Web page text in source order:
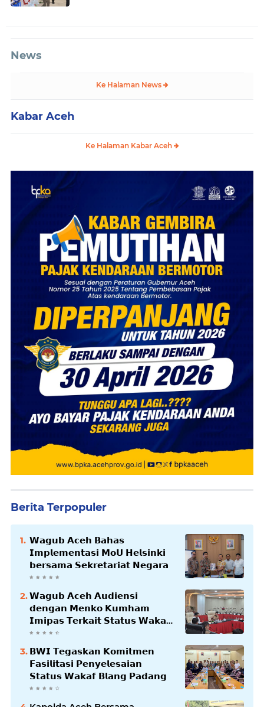
News
Ke Halaman News
Kabar Aceh
Ke Halaman Kabar Aceh
Berita Terpopuler
𝗪𝗮𝗴𝘂𝗯 𝗔𝗰𝗲𝗵 𝗕𝗮𝗵𝗮𝘀
𝗜𝗺𝗽𝗹𝗲𝗺𝗲𝗻𝘁𝗮𝘀𝗶 𝗠𝗼𝗨 𝗛𝗲𝗹𝘀𝗶𝗻𝗸𝗶
𝗯𝗲𝗿𝘀𝗮𝗺𝗮 𝗦𝗲𝗸𝗿𝗲𝘁𝗮𝗿𝗶𝗮𝘁 𝗡𝗲𝗴𝗮𝗿𝗮
𝗪𝗮𝗴𝘂𝗯 𝗔𝗰𝗲𝗵 𝗔𝘂𝗱𝗶𝗲𝗻𝘀𝗶
𝗱𝗲𝗻𝗴𝗮𝗻 𝗠𝗲𝗻𝗸𝗼 𝗞𝘂𝗺𝗵𝗮𝗺
𝗜𝗺𝗶𝗽𝗮𝘀 𝗧𝗲𝗿𝗸𝗮𝗶𝘁 𝗦𝘁𝗮𝘁𝘂𝘀 𝗪𝗮𝗸𝗮𝗳
𝗕𝗹𝗮𝗻𝗴𝗽𝗮𝗱𝗮𝗻𝗴
𝗕𝗪𝗜 𝗧𝗲𝗴𝗮𝘀𝗸𝗮𝗻 𝗞𝗼𝗺𝗶𝘁𝗺𝗲𝗻
𝗙𝗮𝘀𝗶𝗹𝗶𝘁𝗮𝘀𝗶 𝗣𝗲𝗻𝘆𝗲𝗹𝗲𝘀𝗮𝗶𝗮𝗻
𝗦𝘁𝗮𝘁𝘂𝘀 𝗪𝗮𝗸𝗮𝗳 𝗕𝗹𝗮𝗻𝗴 𝗣𝗮𝗱𝗮𝗻𝗴